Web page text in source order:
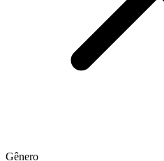
Gênero